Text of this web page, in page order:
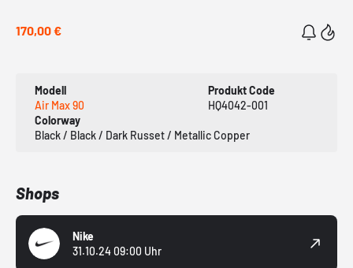
170,00 €
Modell
Air Max 90
Produkt Code
HQ4042-001
Colorway
Black / Black / Dark Russet / Metallic Copper
Shops
Nike
31.10.24 09:00 Uhr